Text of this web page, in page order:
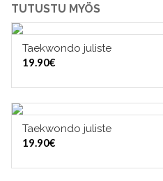
TUTUSTU MYÖS
Taekwondo juliste
19.90€
Taekwondo juliste
19.90€